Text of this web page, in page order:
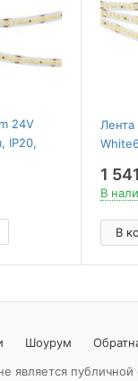
24V
IP20,
Лента
1
В
В
Шоурум
является